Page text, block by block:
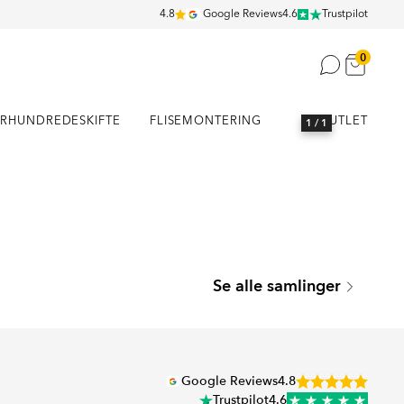
4.8 Google Reviews4.6 Trustpilot
0
FLISEMONTERING OUTLET
1 / 1
Se alle samlinger
Google Reviews4.8
Trustpilot4.6